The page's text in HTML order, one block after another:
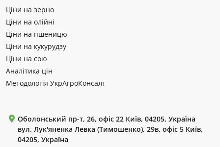
Ціни на зерно
Ціни на олійні
Ціни на пшеницю
Ціни на кукурудзу
Ціни на сою
Аналітика цін
Методологія УкрАгроКонсалт
Оболонський пр-т, 26, офіс 22 Київ, 04205, Україна
вул. Лук'яненка Левка (Тимошенко), 29в, офіс 5 Київ,
04205, Україна